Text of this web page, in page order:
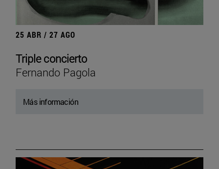
25 ABR / 27 AGO
Triple concierto
Fernando Pagola
Más información